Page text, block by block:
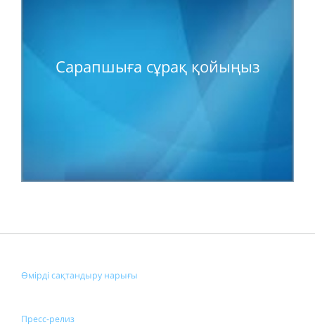
Сарапшыға сұрақ қойыңыз
Өмірді сақтандыру нарығы
Пресс-релиз